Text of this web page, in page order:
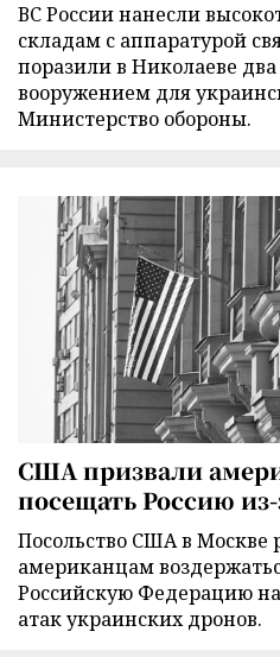
ВС России нанесли
складам с аппаратурой
поразили в Николаеве два
вооружением для
Министерство обороны.
США призвали
посещать Россию
Посольство США в Москве
американцам
Российскую Федерацию
атак украинских дронов.